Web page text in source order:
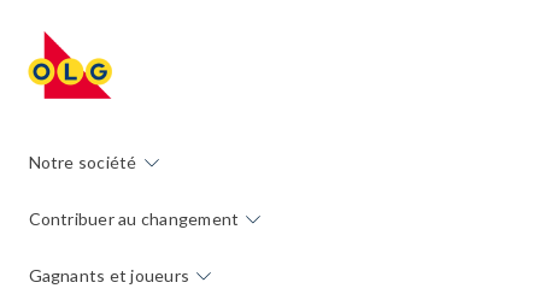
Notre société
Contribuer au changement
Gagnants et joueurs